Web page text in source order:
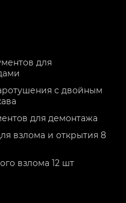
для
с двойным
для демонтажа
взлома и открытия 8
взлома 12 шт